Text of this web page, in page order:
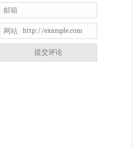
邮箱
网站
提交评论